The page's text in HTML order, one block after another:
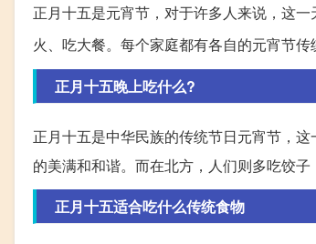
正月十五是元宵节，对于许多人来说，这
火、吃大餐。每个家庭都有各自的元宵节传
正月十五晚上吃什么?
正月十五是中华民族的传统节日元宵节，
的美满和和谐。而在北方，人们则多吃饺
正月十五适合吃什么传统食物